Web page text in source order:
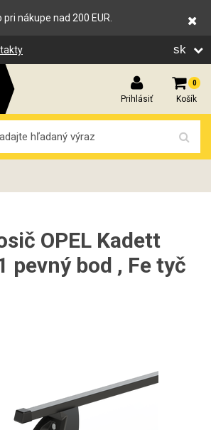
nákupe nad 200 EUR.
sk
Prihlásiť
0
Košík
OPEL Kadett
pevný bod , Fe tyč